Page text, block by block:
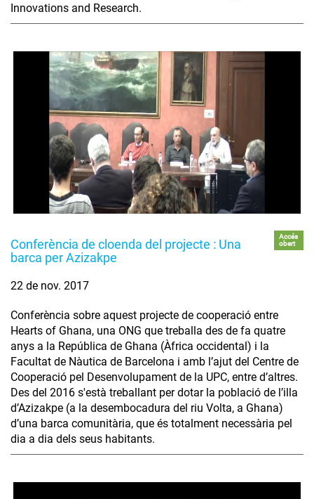
Innovations and Research.
Conferència de cloenda del projecte : Una
barca per Azizakpe
Accés
obert
22 de nov. 2017
Conferència sobre aquest projecte de cooperació entre
Hearts of Ghana, una ONG que treballa des de fa quatre
anys a la República de Ghana (Àfrica occidental) i la
Facultat de Nàutica de Barcelona i amb l’ajut del Centre de
Cooperació pel Desenvolupament de la UPC, entre d’altres.
Des del 2016 s'està treballant per dotar la població de l’illa
d’Azizakpe (a la desembocadura del riu Volta, a Ghana)
d’una barca comunitària, que és totalment necessària pel
dia a dia dels seus habitants.